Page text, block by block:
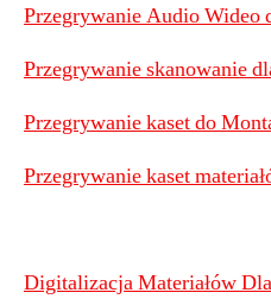
Przegrywanie Audio
Przegrywanie skanowanie
Przegrywanie kaset do
Przegrywanie kaset
Digitalizacja Materiałów